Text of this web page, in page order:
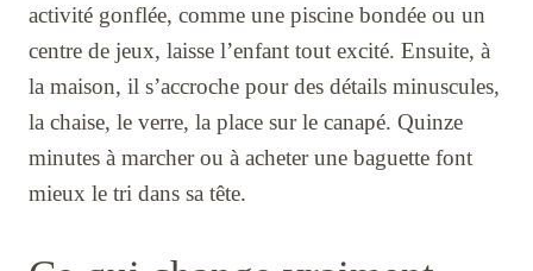
activité gonflée, comme une piscine bondée ou un
centre de jeux, laisse l’enfant tout excité. Ensuite, à
la maison, il s’accroche pour des détails minuscules,
la chaise, le verre, la place sur le canapé. Quinze
minutes à marcher ou à acheter une baguette font
mieux le tri dans sa tête.